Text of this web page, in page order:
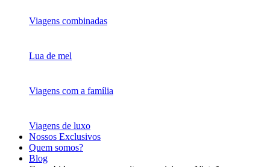
Viagens combinadas
Lua de mel
Viagens com a família
Viagens de luxo
Nossos Exclusivos
Quem somos?
Blog